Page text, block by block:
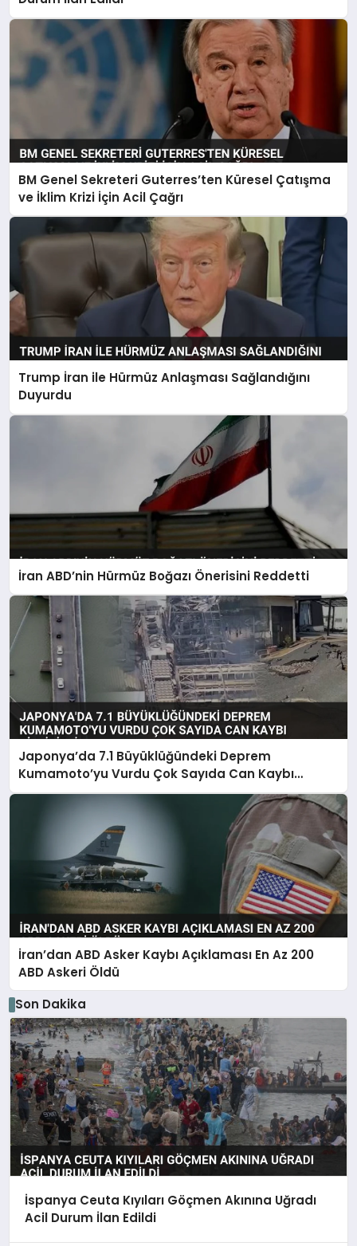
BM Genel Sekreteri Guterres’ten Küresel Çatışma
ve İklim Krizi İçin Acil Çağrı
Trump İran ile Hürmüz Anlaşması Sağlandığını
Duyurdu
İran ABD’nin Hürmüz Boğazı Önerisini Reddetti
Japonya’da 7.1 Büyüklüğündeki Deprem
Kumamoto’yu Vurdu Çok Sayıda Can Kaybı
Bildirildi
İran’dan ABD Asker Kaybı Açıklaması En Az 200
ABD Askeri Öldü
Son Dakika
İspanya Ceuta Kıyıları Göçmen Akınına Uğradı
Acil Durum İlan Edildi